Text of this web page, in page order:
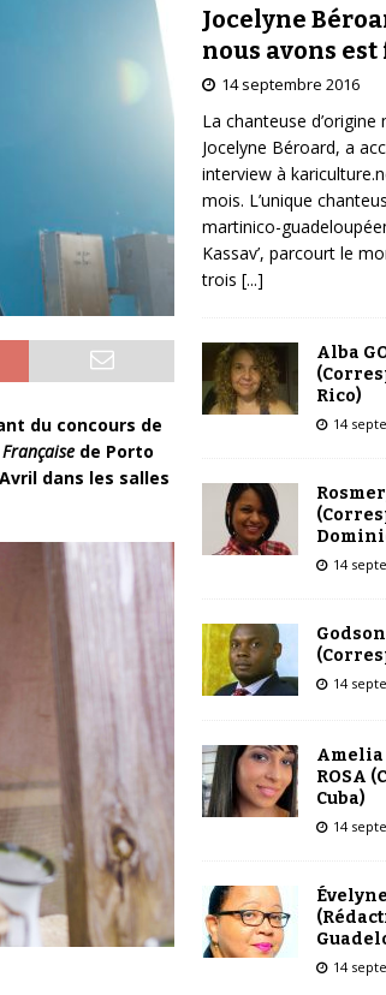
du concours de
de Porto
dans les salles
Jocelyne
nous avons est
14 septembre 2016
La chanteuse d’origine
Jocelyne Béroard, a
interview à
mois. L’unique
martinico-
Kassav’, parcourt le
trois [...]
Alba
Rico)
14
14
Godson
14
Amelia
ROSA
Cuba)
14
14